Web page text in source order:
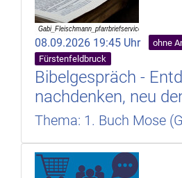
08.09.2026 19:45 Uhr
ohne
Fürstenfeldbruck
Bibelgespräch -
nachdenken, neu
Thema: 1. Buch Mose